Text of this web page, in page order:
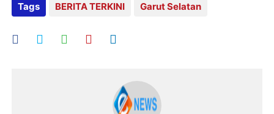
Tags BERITA TERKINI Garut Selatan